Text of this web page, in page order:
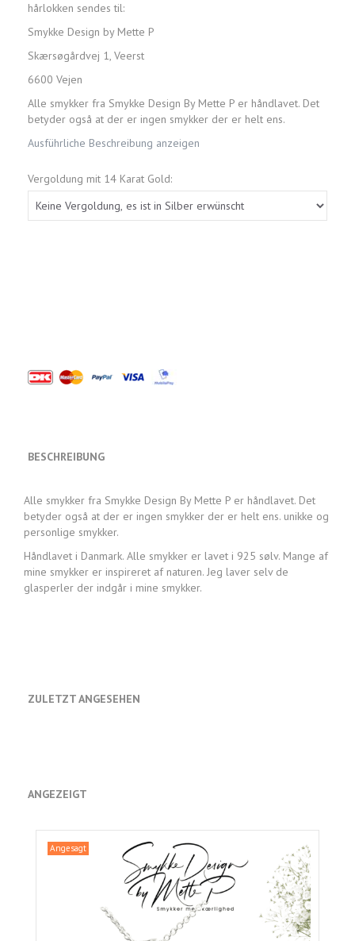
hårlokken sendes til:
Smykke Design by Mette P
Skærsøgårdvej 1, Veerst
6600 Vejen
Alle smykker fra Smykke Design By Mette P er håndlavet. Det
betyder også at der er ingen smykker der er helt ens.
Ausführliche Beschreibung anzeigen
Vergoldung mit 14 Karat Gold:
BESCHREIBUNG
Alle smykker fra Smykke Design By Mette P er håndlavet. Det
betyder også at der er ingen smykker der er helt ens. unikke og
personlige smykker.
Håndlavet i Danmark. Alle smykker er lavet i 925 sølv. Mange af
mine smykker er inspireret af naturen. Jeg laver selv de
glasperler der indgår i mine smykker.
ZULETZT ANGESEHEN
ANGEZEIGT
Angesagt